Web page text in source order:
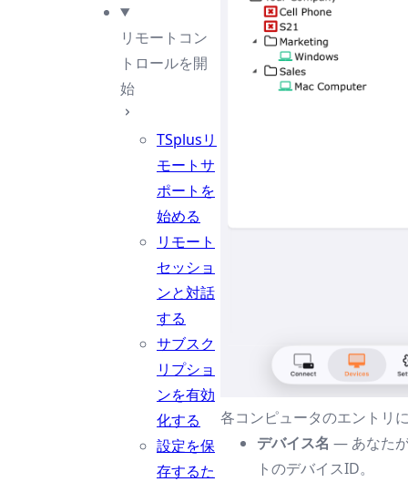
リモートコン
トロールを開
始
TSplusリ
モートサ
ポートを
始める
リモート
セッショ
ンと対話
する
サブスク
リプショ
ンを有効
化する
設定を保
存するた
各コンピュータのエントリ
デバイス名 — あなた
トのデバイスID。